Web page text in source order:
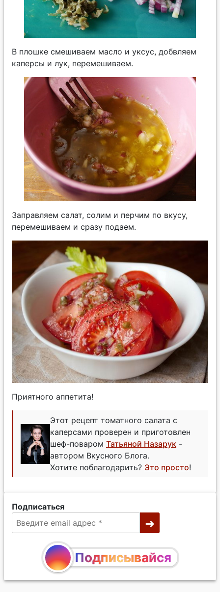
В плошке смешиваем масло и уксус, добвляем
каперсы и лук, перемешиваем.
Заправляем салат, солим и перчим по вкусу,
перемешиваем и сразу подаем.
Приятного аппетита!
Этот рецепт томатного салата с
каперсами проверен и приготовлен
шеф-поваром Татьяной Назарук -
автором Вкусного Блога.
Хотите поблагодарить? Это просто!
Подписаться
Подписывайся